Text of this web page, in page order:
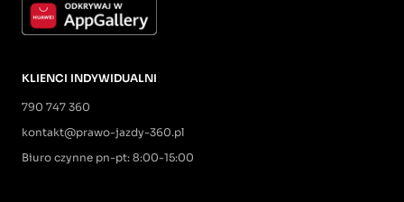
KLIENCI INDYWIDUALNI
790 747 360
kontakt@prawo-jazdy-360.pl
Biuro czynne pn-pt: 8:00-15:00